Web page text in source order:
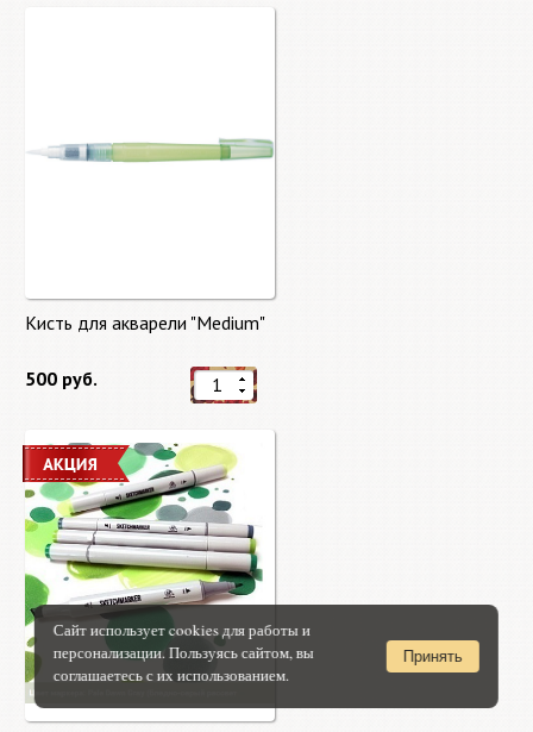
Кисть для акварели "Medium"
500 руб.
Сайт использует cookies для работы и
персонализации. Пользуясь сайтом, вы
соглашаетесь с их использованием.
Принять